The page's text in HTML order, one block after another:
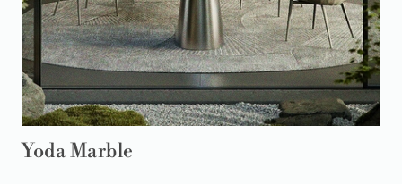
Yoda Marble